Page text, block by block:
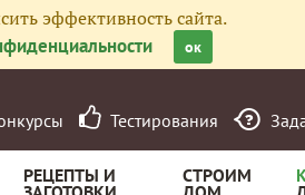
эффективность сайта.
ок
Тестирования
РЕЦЕПТЫ И СТРОИМ